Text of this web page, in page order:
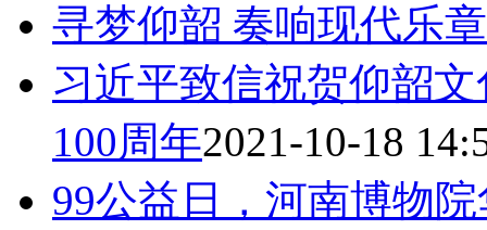
寻梦仰韶 奏响现代乐章
习近平致信祝贺仰韶
100周年2021-10-18
99公益日，河南博物